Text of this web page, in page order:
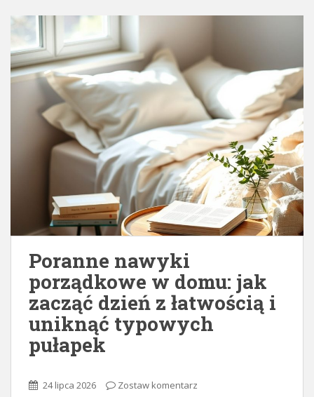
Poranne nawyki
porządkowe w domu: jak
zacząć dzień z łatwością i
uniknąć typowych
pułapek
24 lipca 2026 Zostaw komentarz